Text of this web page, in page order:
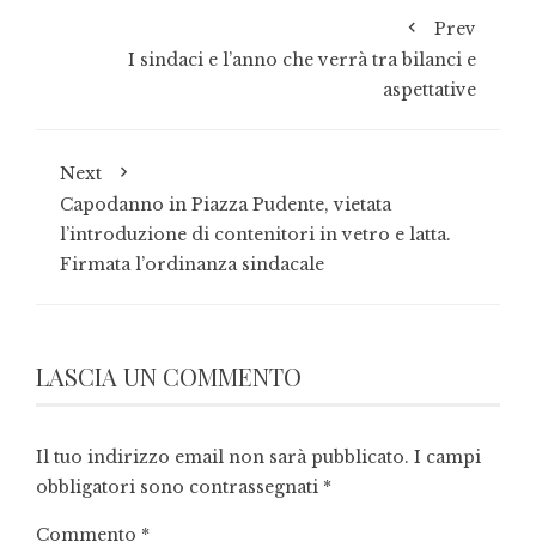
Prev
I sindaci e l’anno che verrà tra bilanci e
aspettative
Next
Capodanno in Piazza Pudente, vietata
l’introduzione di contenitori in vetro e latta.
Firmata l’ordinanza sindacale
LASCIA UN COMMENTO
Il tuo indirizzo email non sarà pubblicato. I campi
obbligatori sono contrassegnati *
Commento *